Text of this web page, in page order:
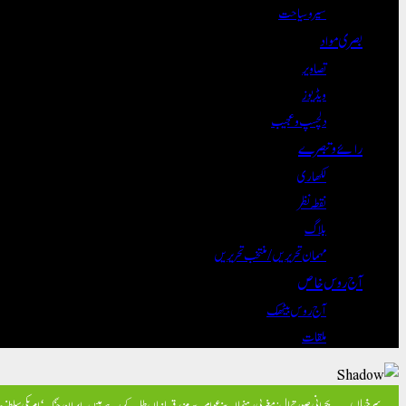
سیر و سیاحت
بصری مواد
تصاویر
ویڈیوز
دلچسپ و عجیب
رائے و تبصرے
لکھاری
نقطہ نظر
بلاگ
مہمان تحریریں / منتخب تحریریں
آج روس خاص
آج روس بیٹھک
ملقات